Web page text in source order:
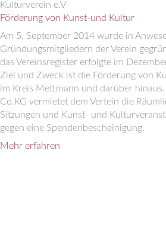
Kulturverein e.V
Förderung von Kunst-und Kultur
Am 5. September 2014 wurde in
Gründungsmitgliedern der Verein
das Vereinsregister erfolgte im
Ziel und Zweck ist die Förderung von
im Kreis Mettmann und darüber
Co.KG vermietet dem Vertein die
Sitzungen und Kunst- und
gegen eine Spendenbescheinigung.
Mehr erfahren